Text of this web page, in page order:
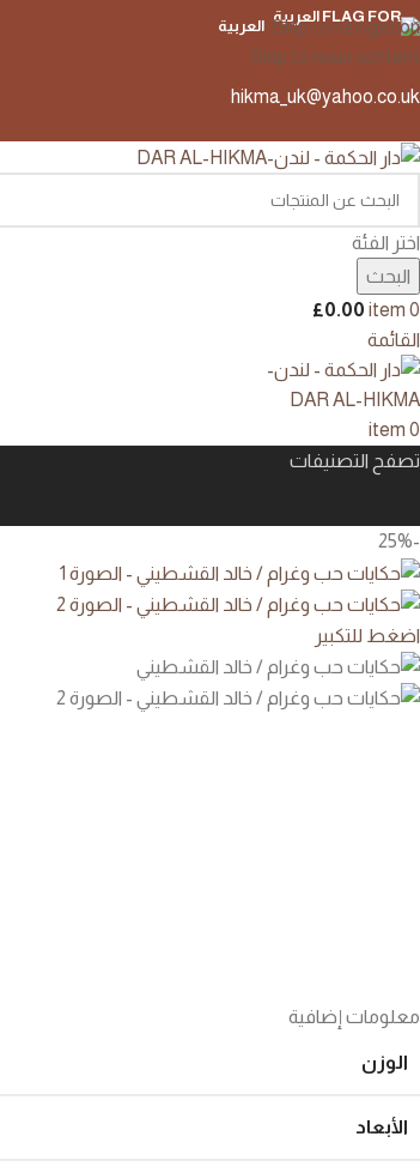
Skip to navigation
Skip to main content
العربية
hikma_uk@yahoo.co.uk
اختر الفئة
البحث
0
item
£0.00
القائمة
0
item
تصفح التصنيفات
-25%
اضغط للتكبير
معلومات إضافية
الوزن
الأبعاد